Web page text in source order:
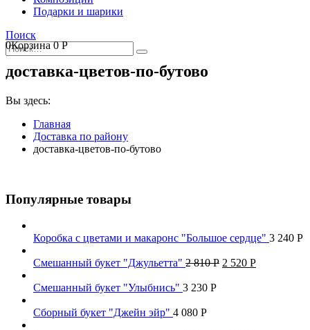
Подарки и шарики
Поиск
0Корзина0Р
доставка-цветов-по-бутово
Вы здесь:
Главная
Доставка по району
доставка-цветов-по-бутово
Популярные товары
Коробка с цветами и макаронс "Большое сердце" 3 240 Р
Смешанный букет "Джульетта" 2 810Р 2 520 Р
Смешанный букет "Улыбнись" 3 230 Р
Сборный букет "Джейн эйр" 4 080 Р